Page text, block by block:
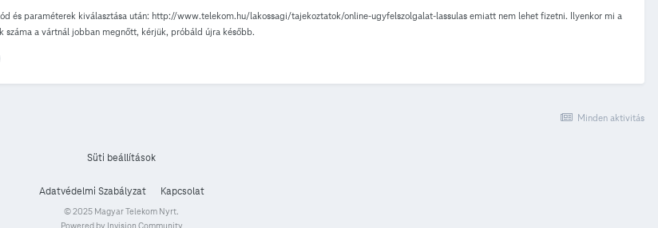
és paraméterek kiválasztása után: http://www.telekom.hu/lakossagi/tajekoztatok/online-ugyfelszolgalat-lassulas emiatt nem lehet fizetni. Ilyenkor mi a
száma a vártnál jobban megnőtt, kérjük, próbáld újra később.
Minden aktivitás
Süti beállítások
Adatvédelmi Szabályzat Kapcsolat
© 2025 Magyar Telekom Nyrt.
Powered by Invision Community